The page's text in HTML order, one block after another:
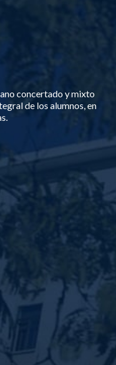
concertado y mixto
de los alumnos, en